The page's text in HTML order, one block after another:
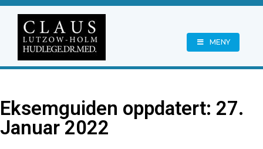
MENY
Eksemguiden oppdatert: 27.
Januar 2022